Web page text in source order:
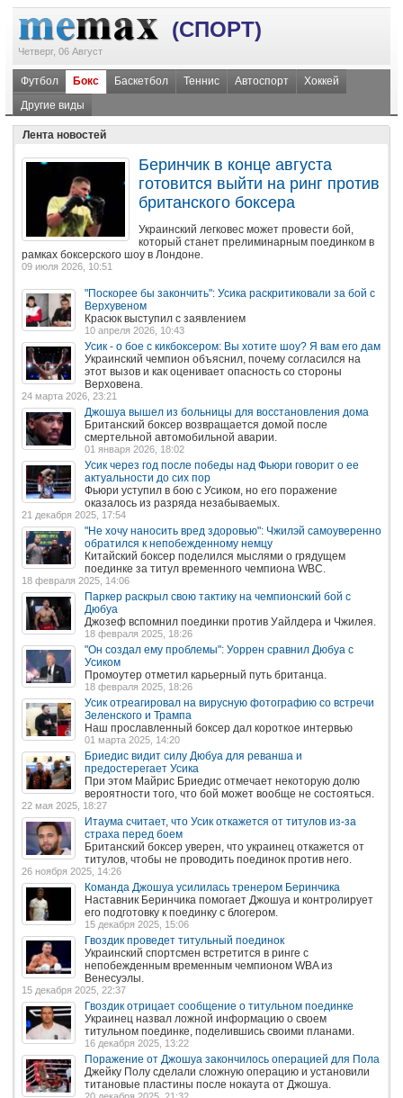
(СПОРТ)
Четверг, 06 Август
Футбол Бокс Баскетбол Теннис Автоспорт
Хоккей
Другие виды
Лента новостей
Беринчик в конце августа
готовится выйти на ринг против
британского боксера
Украинский легковес может провести бой,
который станет прелиминарным поединком в
рамках боксерского шоу в Лондоне.
09 июля 2026, 10:51
"Поскорее бы закончить": Усика раскритиковали за бой с
Верхувеном
Красюк выступил с заявлением
10 апреля 2026, 10:43
Усик - о бое с кикбоксером: Вы хотите шоу? Я вам его дам
Украинский чемпион объяснил, почему согласился на
этот вызов и как оценивает опасность со стороны
Верховена.
24 марта 2026, 23:21
Джошуа вышел из больницы для восстановления дома
Британский боксер возвращается домой после
смертельной автомобильной аварии.
01 января 2026, 18:02
Усик через год после победы над Фьюри говорит о ее
актуальности до сих пор
Фьюри уступил в бою с Усиком, но его поражение
оказалось из разряда незабываемых.
21 декабря 2025, 17:54
"Не хочу наносить вред здоровью": Чжилэй самоуверенно
обратился к непобежденному немцу
Китайский боксер поделился мыслями о грядущем
поединке за титул временного чемпиона WBC.
18 февраля 2025, 14:06
Паркер раскрыл свою тактику на чемпионский бой с
Дюбуа
Джозеф вспомнил поединки против Уайлдера и Чжилея.
18 февраля 2025, 18:26
"Он создал ему проблемы": Уоррен сравнил Дюбуа с
Усиком
Промоутер отметил карьерный путь британца.
18 февраля 2025, 18:26
Усик отреагировал на вирусную фотографию со встречи
Зеленского и Трампа
Наш прославленный боксер дал короткое интервью
01 марта 2025, 14:20
Бриедис видит силу Дюбуа для реванша и
предостерегает Усика
При этом Майрис Бриедис отмечает некоторую долю
вероятности того, что бой может вообще не состояться.
22 мая 2025, 18:27
Итаума считает, что Усик откажется от титулов из-за
страха перед боем
Британский боксер уверен, что украинец откажется от
титулов, чтобы не проводить поединок против него.
26 ноября 2025, 14:26
Команда Джошуа усилилась тренером Беринчика
Наставник Беринчика помогает Джошуа и контролирует
его подготовку к поединку с блогером.
15 декабря 2025, 15:06
Гвоздик проведет титульный поединок
Украинский спортсмен встретится в ринге с
непобежденным временным чемпионом WBA из
Венесуэлы.
15 декабря 2025, 22:37
Гвоздик отрицает сообщение о титульном поединке
Украинец назвал ложной информацию о своем
титульном поединке, поделившись своими планами.
16 декабря 2025, 13:22
Поражение от Джошуа закончилось операцией для Пола
Джейку Полу сделали сложную операцию и установили
титановые пластины после нокаута от Джошуа.